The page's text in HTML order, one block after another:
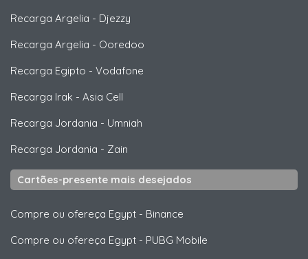
Recarga Argelia - Djezzy
Recarga Argelia - Ooredoo
Recarga Egipto - Vodafone
Recarga Irak - Asia Cell
Recarga Jordania - Umniah
Recarga Jordania - Zain
Cartões-presente mais desejados
Compre ou ofereça Egypt - Binance
Compre ou ofereça Egypt - PUBG Mobile